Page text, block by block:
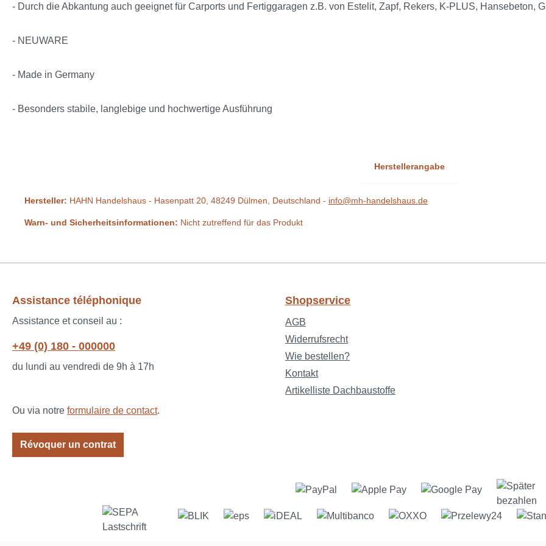
- Durch die Abkantung auch geeignet für Carports und Fertiggaragen z.B. von Estelit, Zapf, Rekers, K-PLUS, Hansebeton,
- NEUWARE
- Made in Germany
- Besonders stabile, langlebige und hochwertige Ausführung
Herstellerangabe
Hersteller: HAHN Handelshaus - Hasenpatt 20, 48249 Dülmen, Deutschland - info@mh-handelshaus.de
Warn- und Sicherheitsinformationen: Nicht zutreffend für das Produkt
Assistance téléphonique
Assistance et conseil au :
+49 (0) 180 - 000000
du lundi au vendredi de 9h à 17h
Ou via notre formulaire de contact.
Révoquer un contrat
Shopservice
AGB
Widerrufsrecht
Wie bestellen?
Kontakt
Artikelliste Dachbaustoffe